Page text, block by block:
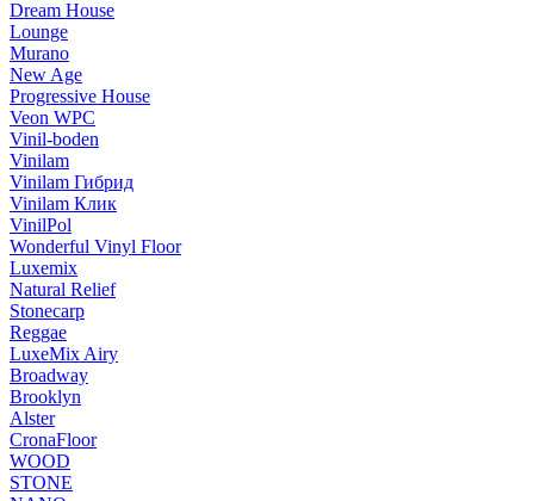
Dream House
Lounge
Murano
New Age
Progressive House
Veon WPC
Vinil-boden
Vinilam
Vinilam Гибрид
Vinilam Клик
VinilPol
Wonderful Vinyl Floor
Luxemix
Natural Relief
Stonecarp
Reggae
LuxeMix Airy
Broadway
Brooklyn
Alster
CronaFloor
WOOD
STONE